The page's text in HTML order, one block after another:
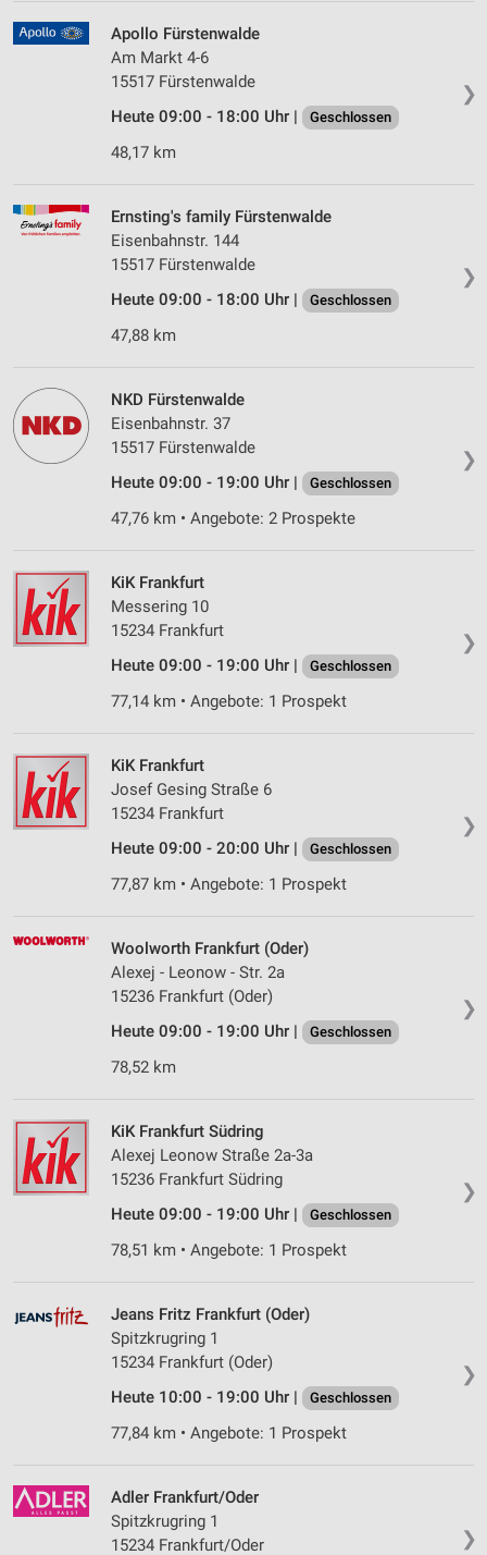
❯
Apollo Fürstenwalde
Am Markt 4-6
15517 Fürstenwalde
Heute 09:00 - 18:00 Uhr |
Geschlossen
48,17 km
❯
Ernsting's family Fürstenwalde
Eisenbahnstr. 144
15517 Fürstenwalde
Heute 09:00 - 18:00 Uhr |
Geschlossen
47,88 km
❯
NKD Fürstenwalde
Eisenbahnstr. 37
15517 Fürstenwalde
Heute 09:00 - 19:00 Uhr |
Geschlossen
47,76 km • Angebote: 2 Prospekte
❯
KiK Frankfurt
Messering 10
15234 Frankfurt
Heute 09:00 - 19:00 Uhr |
Geschlossen
77,14 km • Angebote: 1 Prospekt
❯
KiK Frankfurt
Josef Gesing Straße 6
15234 Frankfurt
Heute 09:00 - 20:00 Uhr |
Geschlossen
77,87 km • Angebote: 1 Prospekt
❯
Woolworth Frankfurt (Oder)
Alexej - Leonow - Str. 2a
15236 Frankfurt (Oder)
Heute 09:00 - 19:00 Uhr |
Geschlossen
78,52 km
❯
KiK Frankfurt Südring
Alexej Leonow Straße 2a-3a
15236 Frankfurt Südring
Heute 09:00 - 19:00 Uhr |
Geschlossen
78,51 km • Angebote: 1 Prospekt
❯
Jeans Fritz Frankfurt (Oder)
Spitzkrugring 1
15234 Frankfurt (Oder)
Heute 10:00 - 19:00 Uhr |
Geschlossen
77,84 km • Angebote: 1 Prospekt
❯
Adler Frankfurt/Oder
Spitzkrugring 1
15234 Frankfurt/Oder